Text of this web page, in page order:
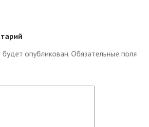
опубликован. Обязательные поля